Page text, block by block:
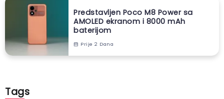
Predstavljen Poco M8 Power sa
AMOLED ekranom i 8000 mAh
baterijom
Prije 2 Dana
Tags